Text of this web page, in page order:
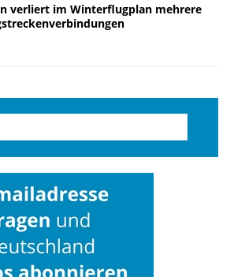
verliert im Winterflugplan mehrere